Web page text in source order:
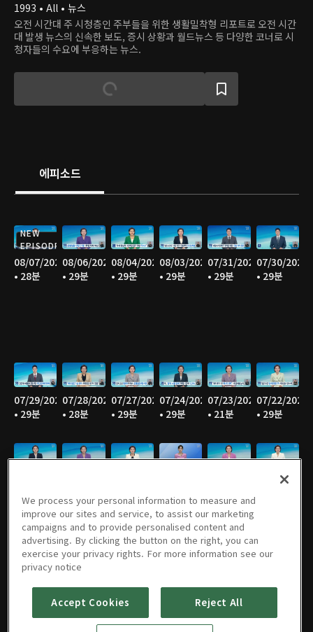
1993 • All • 뉴스
오전 시간대 주 시청층인 주부들을 위한 생활밀착형 리포트로 오전 시간
대 발생 뉴스의 신속한 보도, 증시 상황과 월드뉴스 등 다양한 코너로 시
청자들의 수요에 부응하는 뉴스.
에피소드
NEW
EPISODE
08/07/2026
• 28분
08/06/2026
• 29분
08/04/2026
• 29분
08/03/2026
• 29분
07/31/2026
• 29분
07/30/2026
• 29분
07/29/2026
• 29분
07/28/2026
• 28분
07/27/2026
• 29분
07/24/2026
• 29분
07/23/2026
• 21분
07/22/2026
• 29분
• 27분
• 29분
07/14/2026
07/13/2026
• 28분
07/10/2026
• 29분
07/09/202607/08/202607/07/202607/06/2026
We process your personal information to measure and
improve our sites and service, to assist our marketing
campaigns and to provide personalised content and
advertising. By clicking the button on the right, you can
exercise your privacy rights. For more information see our
privacy notice
Accept Cookies Reject All